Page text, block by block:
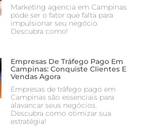
Marketing agencia em Campinas
pode ser o fator que falta para
impulsionar seu negócio.
Descubra como!
Empresas De Tráfego Pago Em
Campinas: Conquiste Clientes E
Vendas Agora
Empresas de tráfego pago em
Campinas são essenciais para
alavancar seus negócios.
Descubra como otimizar sua
estratégia!